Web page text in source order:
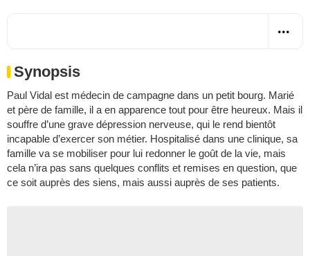
Synopsis
Paul Vidal est médecin de campagne dans un petit bourg. Marié
et père de famille, il a en apparence tout pour être heureux. Mais il
souffre d’une grave dépression nerveuse, qui le rend bientôt
incapable d’exercer son métier. Hospitalisé dans une clinique, sa
famille va se mobiliser pour lui redonner le goût de la vie, mais
cela n’ira pas sans quelques conflits et remises en question, que
ce soit auprès des siens, mais aussi auprès de ses patients.